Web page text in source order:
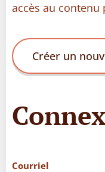
accès au contenu
Créer un
Courriel